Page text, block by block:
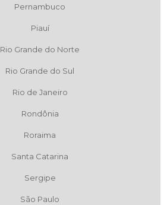
Pernambuco
Piauí
Rio Grande do Norte
Rio Grande do Sul
Rio de Janeiro
Rondônia
Roraima
Santa Catarina
Sergipe
São Paulo